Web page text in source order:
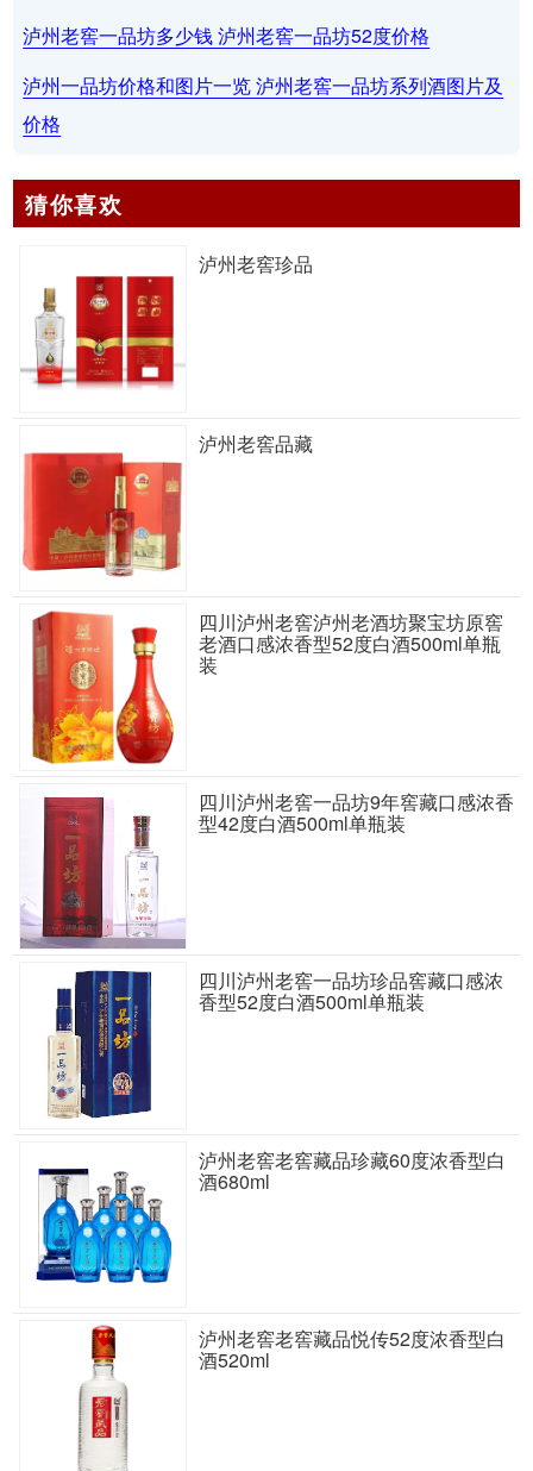
泸州老窖一品坊多少钱 泸州老窖一品坊52度价格
泸州一品坊价格和图片一览 泸州老窖一品坊系列酒图片及
价格
猜你喜欢
泸州老窖珍品
泸州老窖品藏
四川泸州老窖泸州老酒坊聚宝坊原窖
老酒口感浓香型52度白酒500ml单瓶
装
四川泸州老窖一品坊9年窖藏口感浓香
型42度白酒500ml单瓶装
四川泸州老窖一品坊珍品窖藏口感浓
香型52度白酒500ml单瓶装
泸州老窖老窖藏品珍藏60度浓香型白
酒680ml
泸州老窖老窖藏品悦传52度浓香型白
酒520ml